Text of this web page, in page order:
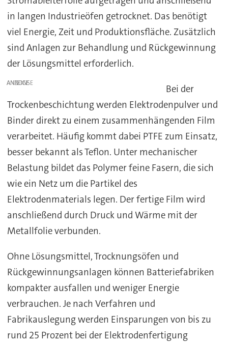
in langen Industrieöfen getrocknet. Das benötigt
viel Energie, Zeit und Produktionsfläche. Zusätzlich
sind Anlagen zur Behandlung und Rückgewinnung
der Lösungsmittel erforderlich.
ANZEIGE
Bei der
Trockenbeschichtung werden Elektrodenpulver und
Binder direkt zu einem zusammenhängenden Film
verarbeitet. Häufig kommt dabei PTFE zum Einsatz,
besser bekannt als Teflon. Unter mechanischer
Belastung bildet das Polymer feine Fasern, die sich
wie ein Netz um die Partikel des
Elektrodenmaterials legen. Der fertige Film wird
anschließend durch Druck und Wärme mit der
Metallfolie verbunden.
Ohne Lösungsmittel, Trocknungsöfen und
Rückgewinnungsanlagen können Batteriefabriken
kompakter ausfallen und weniger Energie
verbrauchen. Je nach Verfahren und
Fabrikauslegung werden Einsparungen von bis zu
rund 25 Prozent bei der Elektrodenfertigung